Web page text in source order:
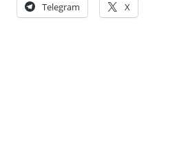
Telegram X